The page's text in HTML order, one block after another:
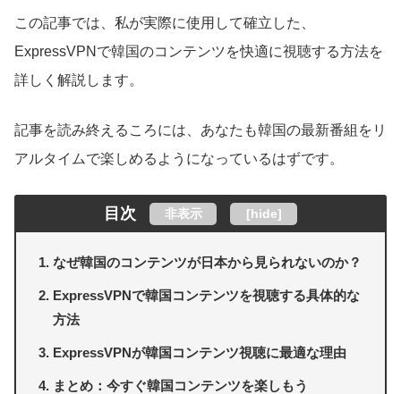
この記事では、私が実際に使用して確立した、
ExpressVPNで韓国のコンテンツを快適に視聴する方法を
詳しく解説します。
記事を読み終えるころには、あなたも韓国の最新番組をリ
アルタイムで楽しめるようになっているはずです。
目次 非表示 [hide]
なぜ韓国のコンテンツが日本から見られないのか？
ExpressVPNで韓国コンテンツを視聴する具体的な
方法
ExpressVPNが韓国コンテンツ視聴に最適な理由
まとめ：今すぐ韓国コンテンツを楽しもう